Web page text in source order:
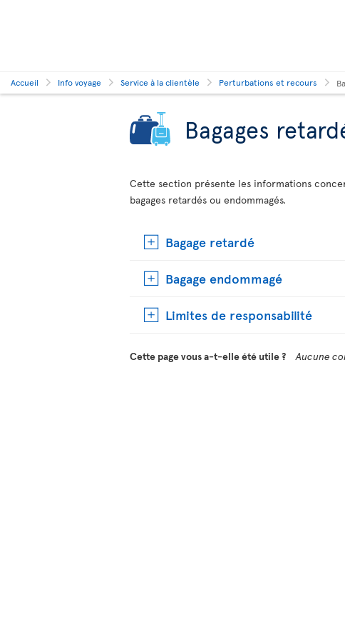
Accueil Info voyage Service à la clientèle Perturbations et recours
Bagages
Cette section présente les informations
bagages retardés ou endommagés.
Bagage retardé
Bagage endommagé
Limites de responsabilité
Cette page vous a-t-elle été utile ? Aucune